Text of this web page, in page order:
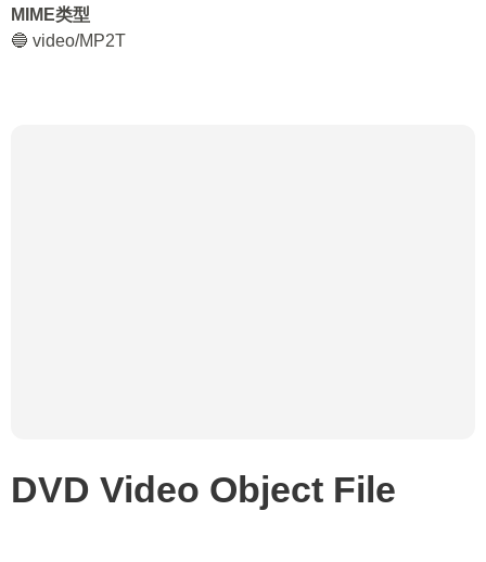
MIME类型
🔵 video/MP2T
DVD Video Object File